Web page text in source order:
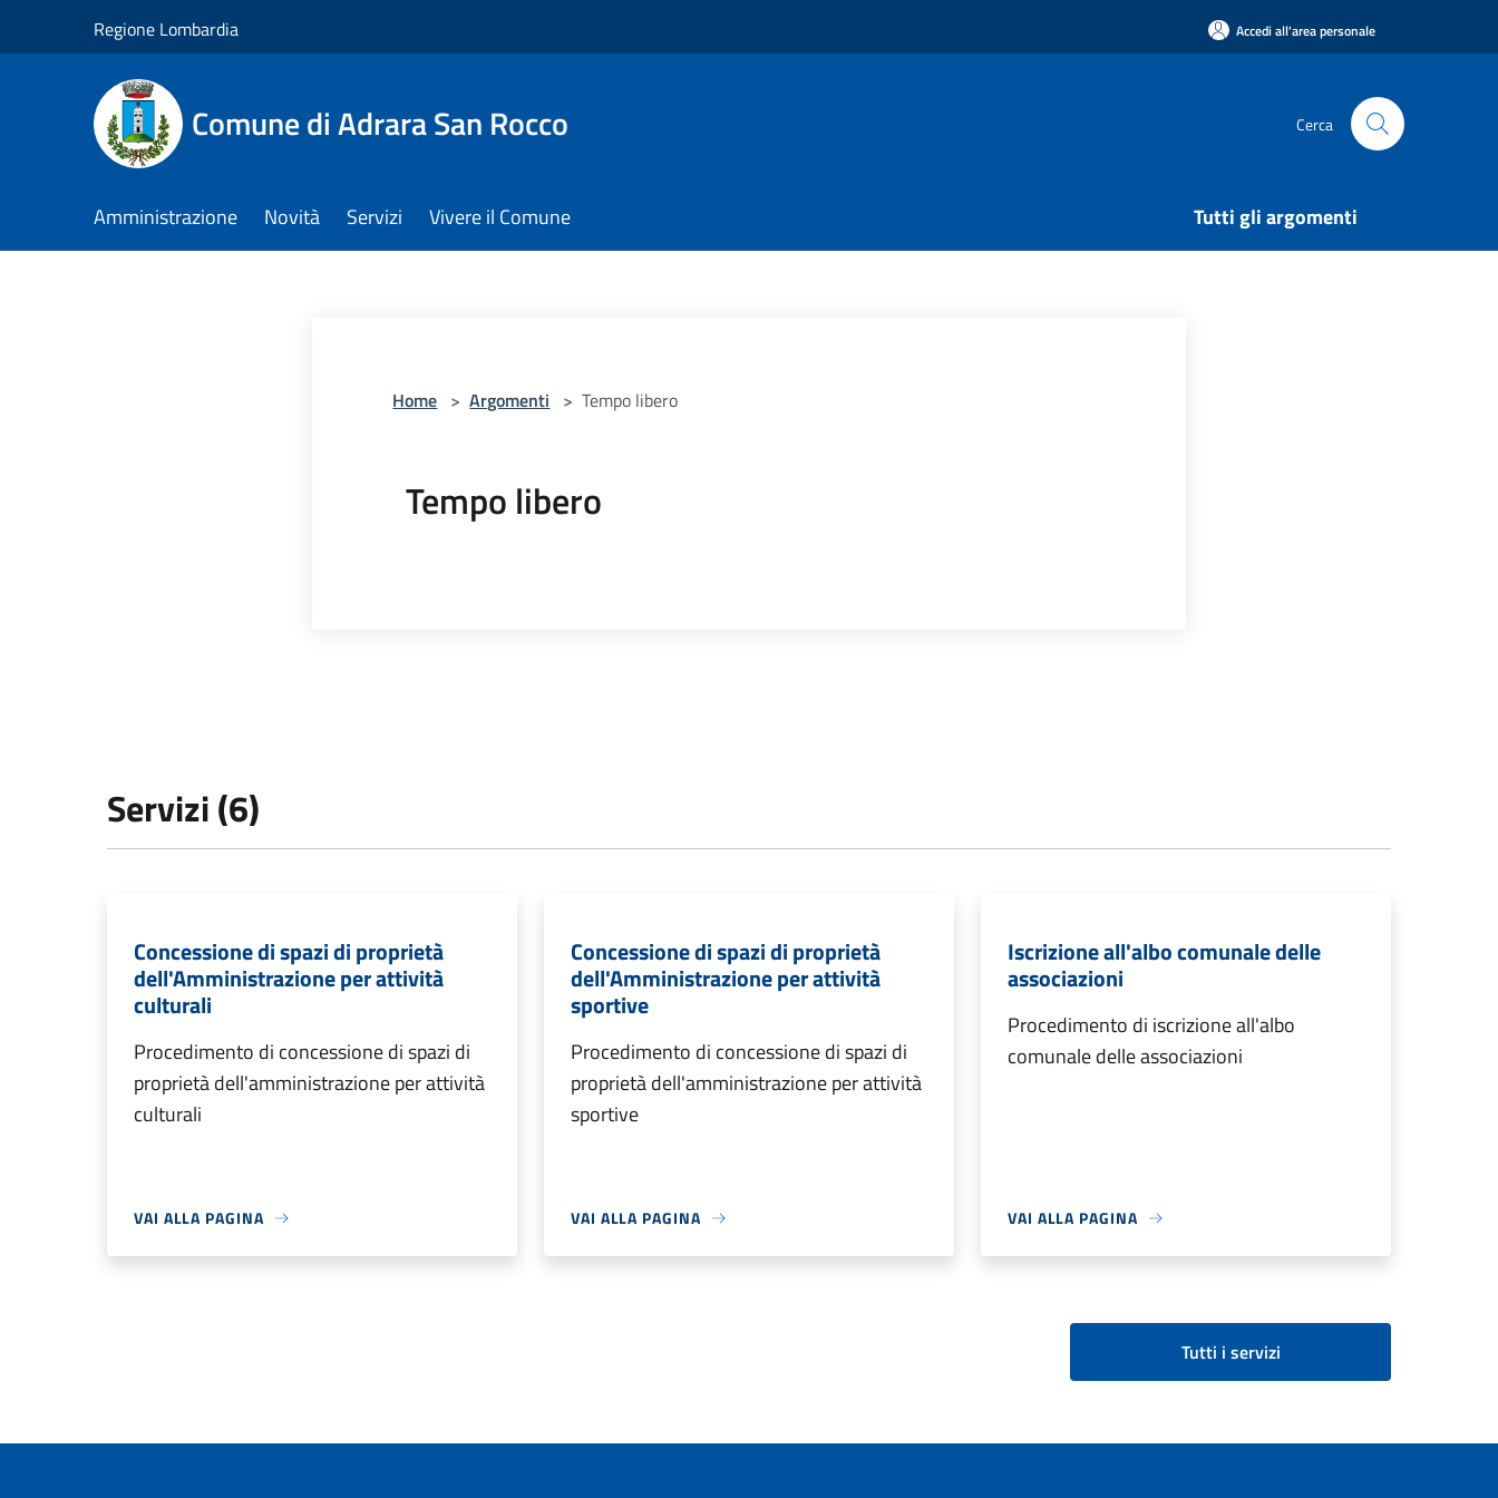
Regione Lombardia Accedi all'area personale
Comune di Adrara San Rocco Cerca
Amministrazione Novità Servizi Vivere il Comune Tutti gli argomenti
Home > Argomenti > Tempo libero
Tempo libero
Servizi (6)
Concessione di spazi di proprietà
dell'Amministrazione per attività
culturali
Procedimento di concessione di spazi di
proprietà dell'amministrazione per attività
culturali
VAI ALLA PAGINA
Concessione di spazi di proprietà
dell'Amministrazione per attività
sportive
Procedimento di concessione di spazi di
proprietà dell'amministrazione per attività
sportive
VAI ALLA PAGINA
Iscrizione all'albo comunale delle
associazioni
Procedimento di iscrizione all'albo
comunale delle associazioni
VAI ALLA PAGINA
Tutti i servizi